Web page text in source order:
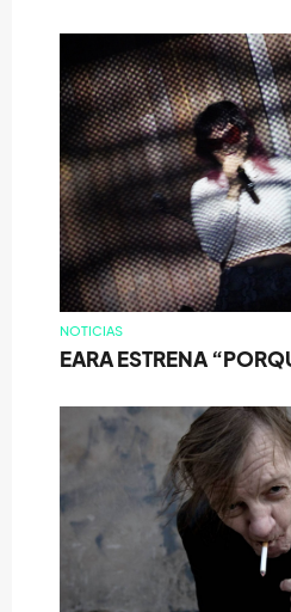
NOTICIAS
EARA ESTRENA